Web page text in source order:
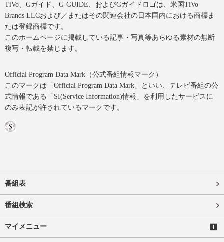
TiVo、Gガイド、G-GUIDE、およびGガイドロゴは、米国TiVo
Brands LLCおよび／またはその関連会社の日本国内における商標ま
たは登録商標です。
このホームページに掲載している記事・写真等あらゆる素材の無断
複写・転載を禁じます。
Official Program Data Mark（公式番組情報マーク）
このマークは「Official Program Data Mark」といい、テレビ番組の公
式情報である「SI(Service Information)情報」を利用したサービスに
のみ表記が許されているマークです。
番組表
番組検索
マイメニュー